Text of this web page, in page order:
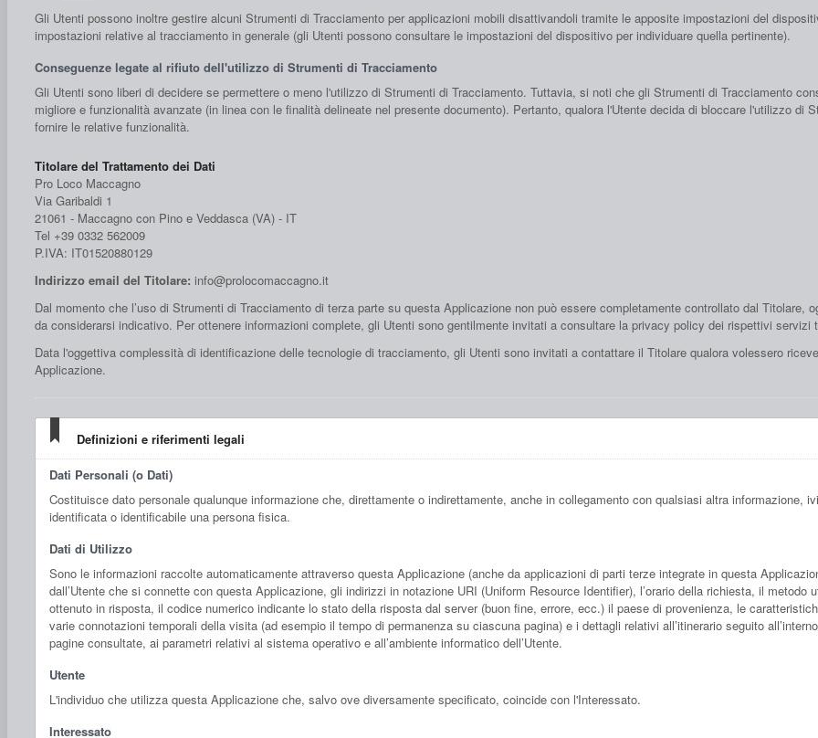
Gli Utenti possono inoltre gestire alcuni Strumenti di Tracciamento per applicazioni mobili disattivandoli tramite le apposite impostazioni del
impostazioni relative al tracciamento in generale (gli Utenti possono consultare le impostazioni del dispositivo per individuare quella pertinente).
Conseguenze legate al rifiuto dell'utilizzo di Strumenti di Tracciamento
Gli Utenti sono liberi di decidere se permettere o meno l'utilizzo di Strumenti di Tracciamento. Tuttavia, si noti che gli Strumenti di Tracciamento
migliore e funzionalità avanzate (in linea con le finalità delineate nel presente documento). Pertanto, qualora l'Utente decida di bloccare l'utilizzo di
fornire le relative funzionalità.
Titolare del Trattamento dei Dati
Pro Loco Maccagno
Via Garibaldi 1
21061 - Maccagno con Pino e Veddasca (VA) - IT
Tel +39 0332 562009
P.IVA: IT01520880129
Indirizzo email del Titolare: info@prolocomaccagno.it
Dal momento che l’uso di Strumenti di Tracciamento di terza parte su questa Applicazione non può essere completamente controllato dal
da considerarsi indicativo. Per ottenere informazioni complete, gli Utenti sono gentilmente invitati a consultare la privacy policy dei rispettivi servizi
Data l'oggettiva complessità di identificazione delle tecnologie di tracciamento, gli Utenti sono invitati a contattare il Titolare qualora volessero
Applicazione.
Definizioni e riferimenti legali
Dati Personali (o Dati)
Costituisce dato personale qualunque informazione che, direttamente o indirettamente, anche in collegamento con qualsiasi altra informazione,
identificata o identificabile una persona fisica.
Dati di Utilizzo
Sono le informazioni raccolte automaticamente attraverso questa Applicazione (anche da applicazioni di parti terze integrate in questa
dall’Utente che si connette con questa Applicazione, gli indirizzi in notazione URI (Uniform Resource Identifier), l’orario della richiesta, il
ottenuto in risposta, il codice numerico indicante lo stato della risposta dal server (buon fine, errore, ecc.) il paese di provenienza, le
varie connotazioni temporali della visita (ad esempio il tempo di permanenza su ciascuna pagina) e i dettagli relativi all’itinerario seguito
pagine consultate, ai parametri relativi al sistema operativo e all’ambiente informatico dell’Utente.
Utente
L'individuo che utilizza questa Applicazione che, salvo ove diversamente specificato, coincide con l'Interessato.
Interessato